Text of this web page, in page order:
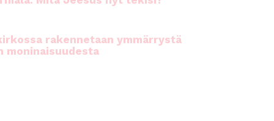
rakennetaan ymmärrystä
moninaisuudesta